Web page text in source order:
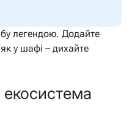
легендою. Додайте
у шафі – дихайте